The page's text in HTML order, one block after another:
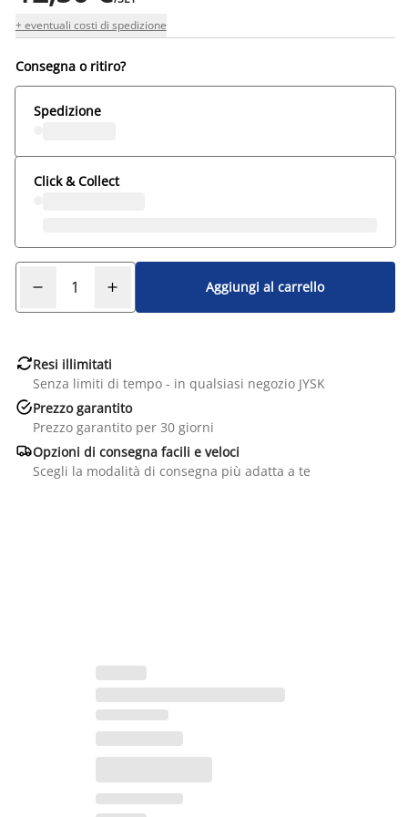
+ eventuali costi di spedizione
Consegna o ritiro?
Spedizione
Click & Collect
Aggiungi al carrello
Resi illimitati
Senza limiti di tempo - in qualsiasi negozio JYSK
Prezzo garantito
Prezzo garantito per 30 giorni
Opzioni di consegna facili e veloci
Scegli la modalità di consegna più adatta a te